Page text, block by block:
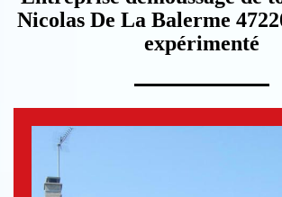
Nicolas De La Balerme
expérimenté